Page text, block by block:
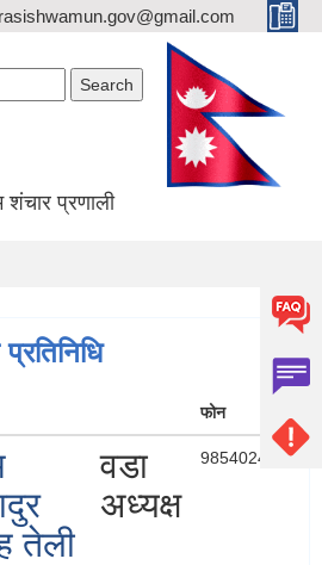
शंचार प्रणाली
फोन
तेली
वडा
अध्यक्ष
9854024222